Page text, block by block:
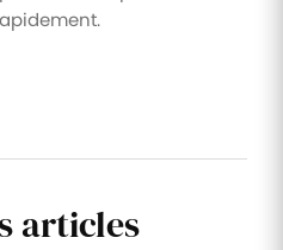
articles